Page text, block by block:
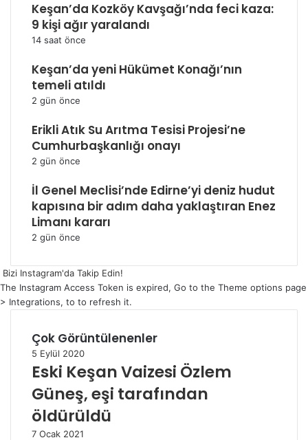
Keşan’da Kozköy Kavşağı’nda feci kaza:
9 kişi ağır yaralandı
14 saat önce
Keşan’da yeni Hükümet Konağı’nın
temeli atıldı
2 gün önce
Erikli Atık Su Arıtma Tesisi Projesi’ne
Cumhurbaşkanlığı onayı
2 gün önce
İl Genel Meclisi’nde Edirne’yi deniz hudut
kapısına bir adım daha yaklaştıran Enez
Limanı kararı
2 gün önce
Bizi Instagram'da Takip Edin!
The Instagram Access Token is expired, Go to the Theme options page
> Integrations, to to refresh it.
Çok Görüntülenenler
5 Eylül 2020
Eski Keşan Vaizesi Özlem
Güneş, eşi tarafından
öldürüldü
7 Ocak 2021